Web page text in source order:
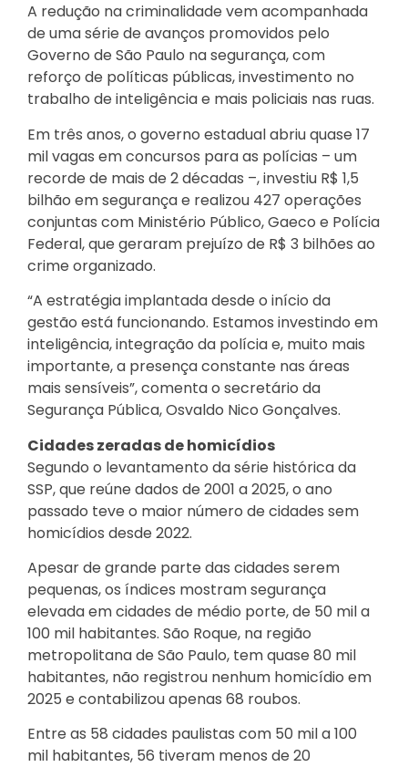
A redução na criminalidade vem acompanhada
de uma série de avanços promovidos pelo
Governo de São Paulo na segurança, com
reforço de políticas públicas, investimento no
trabalho de inteligência e mais policiais nas ruas.
Em três anos, o governo estadual abriu quase 17
mil vagas em concursos para as polícias – um
recorde de mais de 2 décadas –, investiu R$ 1,5
bilhão em segurança e realizou 427 operações
conjuntas com Ministério Público, Gaeco e Polícia
Federal, que geraram prejuízo de R$ 3 bilhões ao
crime organizado.
“A estratégia implantada desde o início da
gestão está funcionando. Estamos investindo em
inteligência, integração da polícia e, muito mais
importante, a presença constante nas áreas
mais sensíveis”, comenta o secretário da
Segurança Pública, Osvaldo Nico Gonçalves.
Cidades zeradas de homicídios
Segundo o levantamento da série histórica da
SSP, que reúne dados de 2001 a 2025, o ano
passado teve o maior número de cidades sem
homicídios desde 2022.
Apesar de grande parte das cidades serem
pequenas, os índices mostram segurança
elevada em cidades de médio porte, de 50 mil a
100 mil habitantes. São Roque, na região
metropolitana de São Paulo, tem quase 80 mil
habitantes, não registrou nenhum homicídio em
2025 e contabilizou apenas 68 roubos.
Entre as 58 cidades paulistas com 50 mil a 100
mil habitantes, 56 tiveram menos de 20